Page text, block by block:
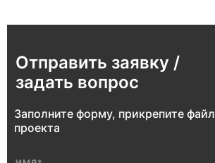
Отправить заявку /
задать вопрос
Заполните форму, прикрепите файл
проекта